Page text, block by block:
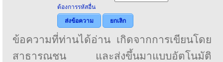
ต้องการรหัสอื่น
ส่งข้อความ
ยกเลิก
ข้อความที่ท่านได้อ่าน เกิดจากการเขียนโดย
สาธารณชน และส่งขึ้นมาแบบอัตโนมัติ